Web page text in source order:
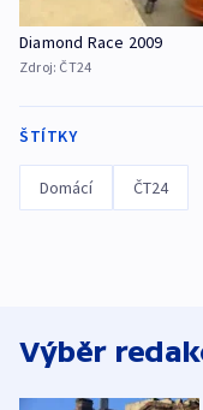
Diamond Race 2009
Zdroj: ČT24
ŠTÍTKY
Domácí ČT24
Výběr